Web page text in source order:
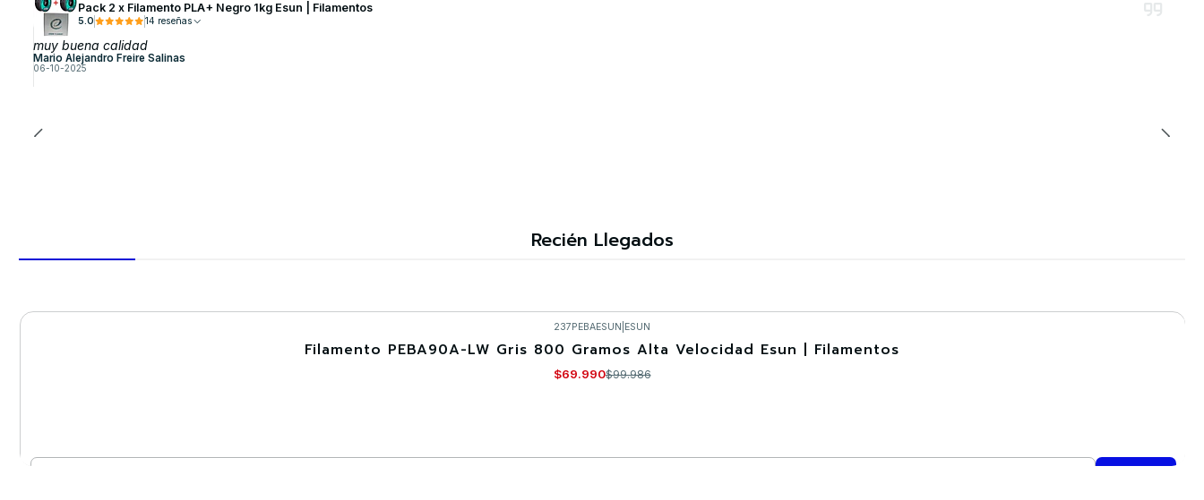
Pack 2 x Filamento PLA+ Negro 1kg Esun | Filamentos
5.0 14 reseñas
muy buena calidad
Mario Alejandro Freire Salinas
06-10-2025
Recién Llegados
237PEBAESUN ESUN
Filamento PEBA90A-LW Gris 800 Gramos Alta Velocidad Esun | Filamentos
$69.990$99.986